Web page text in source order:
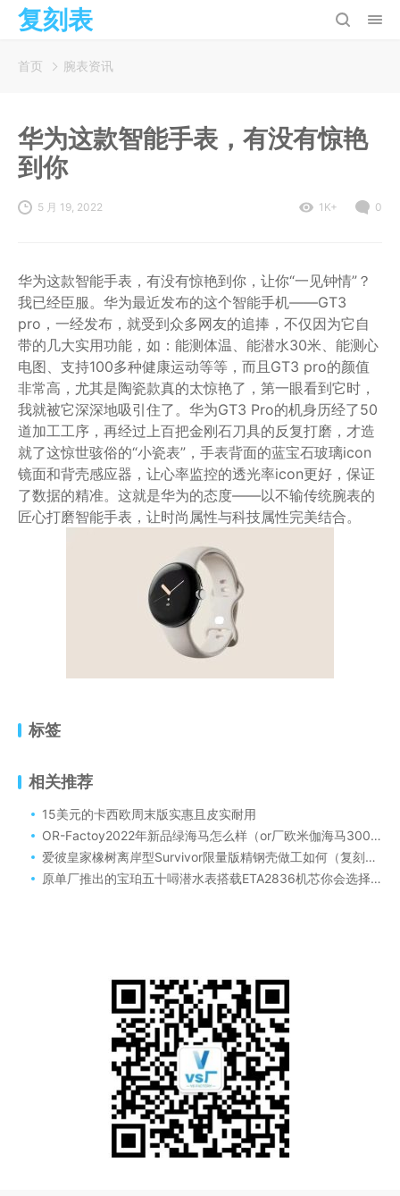
复刻表
首页 腕表资讯
华为这款智能手表，有没有惊艳
到你
5 月 19, 2022 1K+ 0
华为这款智能手表，有没有惊艳到你，让你“一见钟情”？
我已经臣服。华为最近发布的这个智能手机——GT3
pro，一经发布，就受到众多网友的追捧，不仅因为它自
带的几大实用功能，如：能测体温、能潜水30米、能测心
电图、支持100多种健康运动等等，而且GT3 pro的颜值
非常高，尤其是陶瓷款真的太惊艳了，第一眼看到它时，
我就被它深深地吸引住了。华为GT3 Pro的机身历经了50
道加工工序，再经过上百把金刚石刀具的反复打磨，才造
就了这惊世骇俗的“小瓷表”，手表背面的蓝宝石玻璃icon
镜面和背壳感应器，让心率监控的透光率icon更好，保证
了数据的精准。这就是华为的态度——以不输传统腕表的
匠心打磨智能手表，让时尚属性与科技属性完美结合。
标签
相关推荐
15美元的卡西欧周末版实惠且皮实耐用
OR-Factoy2022年新品绿海马怎么样（or厂欧米伽海马300系列绿面做工质量如何）
爱彼皇家橡树离岸型Survivor限量版精钢壳做工如何（复刻表爱彼“战争幸存者”或“大闸蟹”钢壳款同样可以解毒）
原单厂推出的宝珀五十噚潜水表搭载ETA2836机芯你会选择吗！